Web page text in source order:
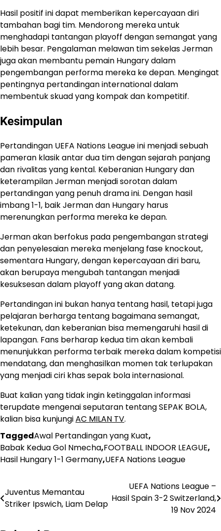
Hasil positif ini dapat memberikan kepercayaan diri
tambahan bagi tim. Mendorong mereka untuk
menghadapi tantangan playoff dengan semangat yang
lebih besar. Pengalaman melawan tim sekelas Jerman
juga akan membantu pemain Hungary dalam
pengembangan performa mereka ke depan. Mengingat
pentingnya pertandingan international dalam
membentuk skuad yang kompak dan kompetitif.
Kesimpulan
Pertandingan UEFA Nations League ini menjadi sebuah
pameran klasik antar dua tim dengan sejarah panjang
dan rivalitas yang kental. Keberanian Hungary dan
keterampilan Jerman menjadi sorotan dalam
pertandingan yang penuh drama ini. Dengan hasil
imbang 1-1, baik Jerman dan Hungary harus
merenungkan performa mereka ke depan.
Jerman akan berfokus pada pengembangan strategi
dan penyelesaian mereka menjelang fase knockout,
sementara Hungary, dengan kepercayaan diri baru,
akan berupaya mengubah tantangan menjadi
kesuksesan dalam playoff yang akan datang.
Pertandingan ini bukan hanya tentang hasil, tetapi juga
pelajaran berharga tentang bagaimana semangat,
ketekunan, dan keberanian bisa memengaruhi hasil di
lapangan. Fans berharap kedua tim akan kembali
menunjukkan performa terbaik mereka dalam kompetisi
mendatang, dan menghasilkan momen tak terlupakan
yang menjadi ciri khas sepak bola internasional.
Buat kalian yang tidak ingin ketinggalan informasi
terupdate mengenai seputaran tentang SEPAK BOLA,
kalian bisa kunjungiAC MILAN TV.
TaggedAwal Pertandingan yang Kuat,
Babak Kedua Gol Nmecha,FOOTBALL INDOOR LEAGUE,
Hasil Hungary 1-1 Germany,UEFA Nations League
Post
navigation
Juventus Memantau
Striker Ipswich, Liam Delap
UEFA Nations League –
Hasil Spain 3-2 Switzerland,
19 Nov 2024